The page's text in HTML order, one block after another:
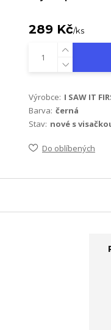
289 Kč/ks
Výrobce: I SAW IT
Barva: černá
Stav: nové s
Do oblíbených